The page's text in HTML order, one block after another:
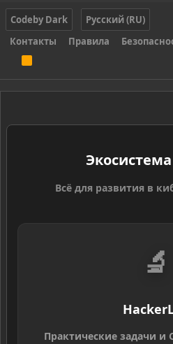
Codeby Dark
Русский (RU)
Контакты
Правила
S
Всё для развития в
🔬
Практические задачи и